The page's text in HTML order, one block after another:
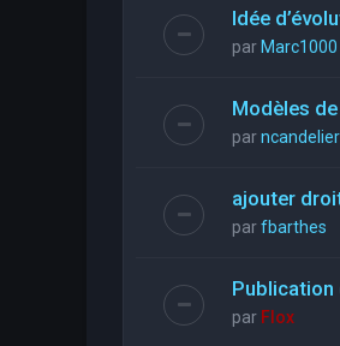
Idée
par Marc1000
Modèles
parncandelier
ajouter
parfbarthes
Publication
par Flox